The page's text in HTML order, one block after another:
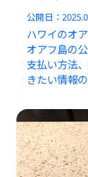
公開日：
ハワイのオ
オアフ島の
支払い方法
きたい情報